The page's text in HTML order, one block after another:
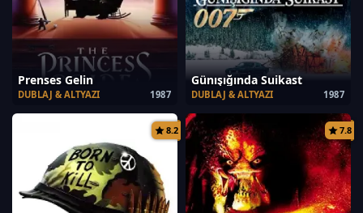
Prenses Gelin
1987
DUBLAJ & ALTYAZI
Günışığında Suikast
1987
DUBLAJ & ALTYAZI
8.2 7.8